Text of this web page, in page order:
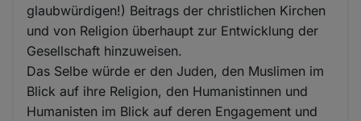
glaubwürdigen!) Beitrags der christlichen Kirchen
und von Religion überhaupt zur Entwicklung der
Gesellschaft hinzuweisen.
Das Selbe würde er den Juden, den Muslimen im
Blick auf ihre Religion, den Humanistinnen und
Humanisten im Blick auf deren Engagement und